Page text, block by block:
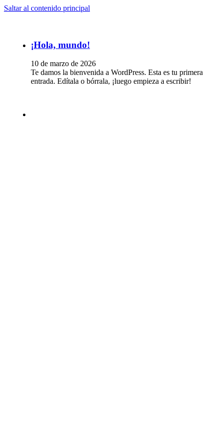
Saltar al contenido principal
¡Hola, mundo!
10 de marzo de 2026
Te damos la bienvenida a WordPress. Esta es tu primera
entrada. Edítala o bórrala, ¡luego empieza a escribir!